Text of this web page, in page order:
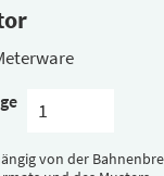
von der